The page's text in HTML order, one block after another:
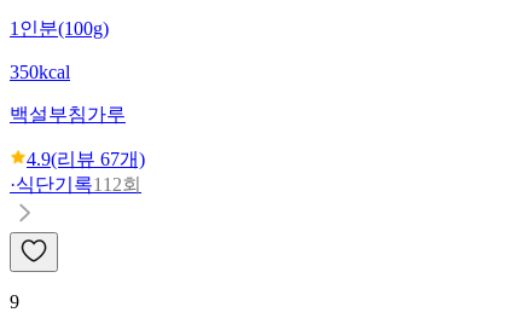
1인분(100g)
350kcal
백설부침가루
4.9(리뷰 67개)
·식단기록112회
9